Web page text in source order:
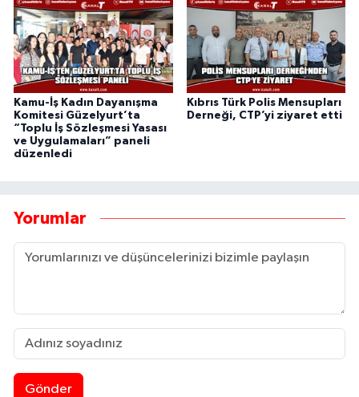
Kamu-İş Kadın Dayanışma
Komitesi Güzelyurt’ta
“Toplu İş Sözleşmesi Yasası
ve Uygulamaları” paneli
düzenledi
Kıbrıs Türk Polis Mensupları
Derneği, CTP’yi ziyaret etti
Yorumlar
Gönder